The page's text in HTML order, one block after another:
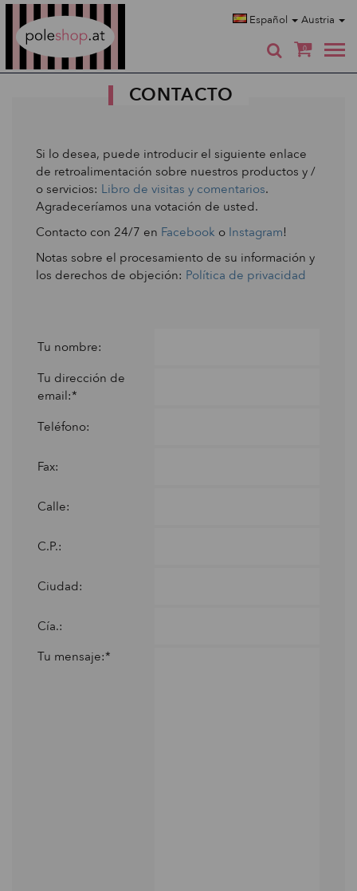
Español Austria
0
CONTACTO
Si lo desea, puede introducir el siguiente enlace
de retroalimentación sobre nuestros productos y /
o servicios: Libro de visitas y comentarios.
Agradeceríamos una votación de usted.
Contacto con 24/7 en Facebook o Instagram!
Notas sobre el procesamiento de su información y
los derechos de objeción: Política de privacidad
Tu nombre:
Tu dirección de
email:*
Teléfono:
Fax:
Calle:
C.P.:
Ciudad:
Cía.:
Tu mensaje:*